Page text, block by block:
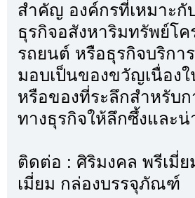
สำคัญ องค์กรที่เหมาะกั
ธุรกิจอสังหาริมทรัพย์โค
รถยนต์ หรือธุรกิจบริกา
มอบเป็นของขวัญเนื่อง
หรือของที่ระลึกสำหรับ
ทางธุรกิจให้ลึกซึ้งและน่
ติดต่อ : ศิริมงคล พรีเมี่
เมี่ยม กล่องบรรจุภัณฑ์